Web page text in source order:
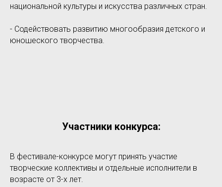
национальной культуры и искусства различных стран.
- Содействовать развитию многообразия детского и
юношеского творчества.
Участники конкурса:
В фестивале-конкурсе могут принять участие
творческие коллективы и отдельные исполнители в
возрасте от 3-х лет.